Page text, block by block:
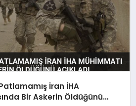
İran İHA
Bir Askerin Öldüğünü